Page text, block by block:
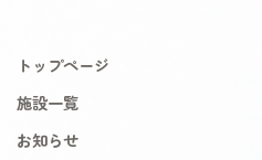
トップページ
施設一覧
お知らせ